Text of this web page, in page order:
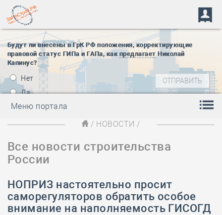
Будут ли внесены в ГрК РФ положения, корректирующие
правовой статус ГИПа и ГАПа, как предлагает Николай
Капинус?
Нет
Да
Меню портала
/ НОВОСТИ /
Все новости строительства
России
НОПРИЗ настоятельно просит
саморегуляторов обратить особое
внимание на наполняемость ГИСОГД